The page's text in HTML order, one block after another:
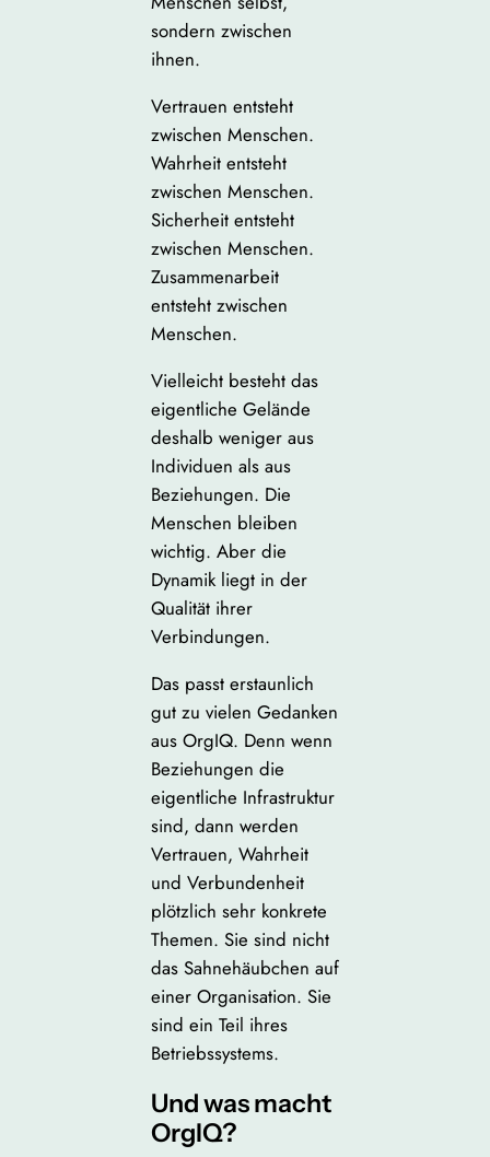
sondern zwischen
ihnen.
Vertrauen entsteht
zwischen Menschen.
Wahrheit entsteht
zwischen Menschen.
Sicherheit entsteht
zwischen Menschen.
Zusammenarbeit
entsteht zwischen
Menschen.
Vielleicht besteht das
eigentliche Gelände
deshalb weniger aus
Individuen als aus
Beziehungen. Die
Menschen bleiben
wichtig. Aber die
Dynamik liegt in der
Qualität ihrer
Verbindungen.
Das passt erstaunlich
gut zu vielen Gedanken
aus OrgIQ. Denn wenn
Beziehungen die
eigentliche Infrastruktur
sind, dann werden
Vertrauen, Wahrheit
und Verbundenheit
plötzlich sehr konkrete
Themen. Sie sind nicht
das Sahnehäubchen auf
einer Organisation. Sie
sind ein Teil ihres
Betriebssystems.
Und was macht
OrgIQ?